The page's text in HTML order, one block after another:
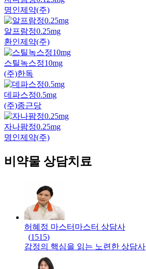
명인제약(주)
알프람정0.25mg
환인제약(주)
스틸녹스정10mg
(주)한독
데파스정0.5mg
(주)종근당
자나팜정0.25mg
명인제약(주)
비약물 상담치료
허혜정 마스터 마스터 상담사
(1515)
감정의 핵심을 읽는 노련한 상담사